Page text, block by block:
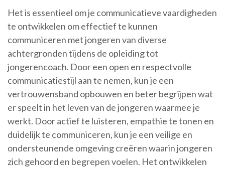
Het is essentieel om je communicatieve vaardigheden
te ontwikkelen om effectief te kunnen
communiceren met jongeren van diverse
achtergronden tijdens de opleiding tot
jongerencoach. Door een open en respectvolle
communicatiestijl aan te nemen, kun je een
vertrouwensband opbouwen en beter begrijpen wat
er speelt in het leven van de jongeren waarmee je
werkt. Door actief te luisteren, empathie te tonen en
duidelijk te communiceren, kun je een veilige en
ondersteunende omgeving creëren waarin jongeren
zich gehoord en begrepen voelen. Het ontwikkelen